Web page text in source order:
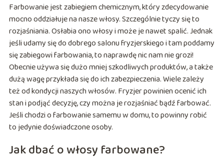
Farbowanie jest zabiegiem chemicznym, który zdecydowanie
mocno oddziałuje na nasze włosy. Szczególnie tyczy się to
rozjaśniania. Osłabia ono włosy i może je nawet spalić. Jednak
jeśli udamy się do dobrego salonu fryzjerskiego i tam poddamy
się zabiegowi farbowania, to naprawdę nic nam nie grozi!
Obecnie używa się dużo mniej szkodliwych produktów, a także
dużą wagę przykłada się do ich zabezpieczenia. Wiele zależy
też od kondycji naszych włosów. Fryzjer powinien ocenić ich
stan i podjąć decyzję, czy można je rozjaśniać bądź farbować.
Jeśli chodzi o farbowanie samemu w domu, to powinny robić
to jedynie doświadczone osoby.
Jak dbać o włosy farbowane?